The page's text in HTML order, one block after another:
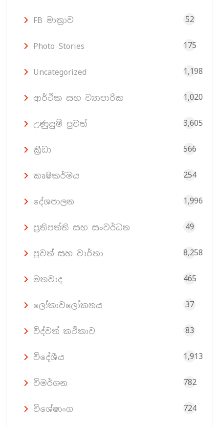
FB මාත්‍රාව 52
Photo Stories 175
Uncategorized 1,198
ආර්ථික සහ ව්‍යාපාරික 1,020
උණුසුම් පුවත් 3,605
ක්‍රීඩා 566
කෘෂිකර්මය 254
දේශපාලන 1,996
ප්‍රතිපත්ති සහ සංවර්ධන 49
පුවත් සහ වාර්තා 8,258
මතවාද 465
ලෝකාවලෝකනය 37
විද්වත් කථිකාව 83
විදේශීය 1,913
විමර්ශන 782
විශේෂාංග 724